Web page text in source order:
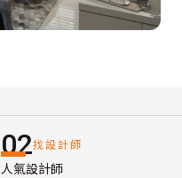
02找設計師
人氣設計師